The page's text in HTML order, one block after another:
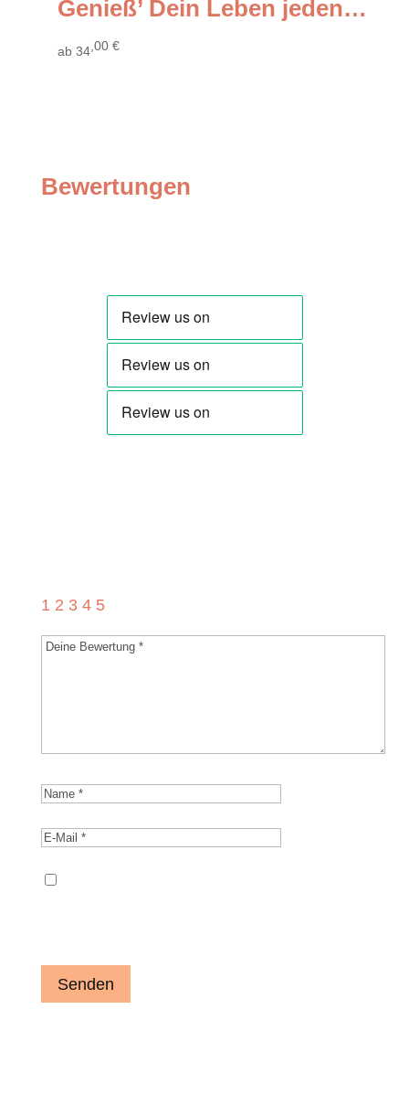
Genieß’ Dein Leben jeden Tag (Polka)
ab 34,00 €
Bewertungen
1 2 3 4 5
Senden